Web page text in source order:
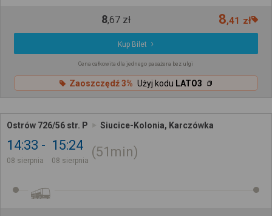
8,67 zł 8,41 zł
Kup Bilet
Cena całkowita dla jednego pasażera bez ulgi
Zaoszczędź 3% Użyj kodu LATO3
Ostrów 726/56 str. P Siucice-Kolonia, Karczówka
14:33
08 sierpnia
15:24
08 sierpnia
51min